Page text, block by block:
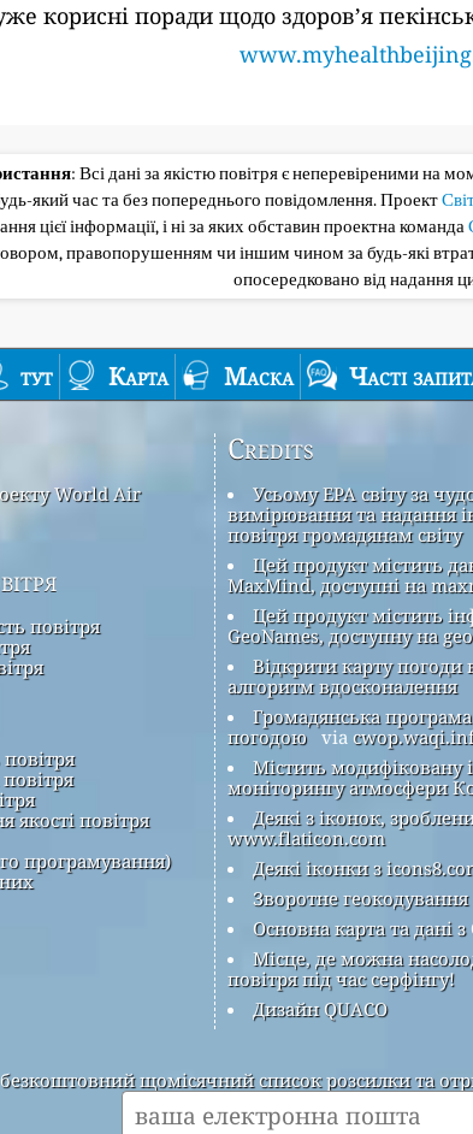
корисні поради щодо здоров’я
: Всі дані за якістю повітря є неперевіреними на
який час та без попереднього повідомлення. Проект
цієї інформації, і ні за яких обставин проектна команда
правопорушенням чи іншим чином за будь-які
опосередковано від надання
тут Карта Маска Часті
World Air
повітря
якості повітря
програмування)
Credits
Усьому EPA світу за
вимірювання та надання
повітря громадянам світу
Цей продукт містить
MaxMind, доступні на
Цей продукт містить
GeoNames, доступну на
Відкрити карту погоди
алгоритм вдосконалення
Громадянська
погодою via
Містить
моніторингу атмосфери
Деякі з іконок,
www.flaticon.com
Деякі іконки з
Зворотне
Основна карта та дані
Місце, де можна
повітря під час серфінгу!
Дизайн QUACO
щомісячний список розсилки та